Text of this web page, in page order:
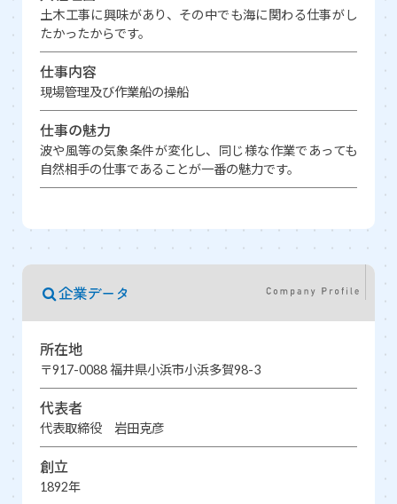
土木工事に興味があり、その中でも海に関わる仕事がし
たかったからです。
仕事内容
現場管理及び作業船の操船
仕事の魅力
波や風等の気象条件が変化し、同じ様な作業であっても
自然相手の仕事であることが一番の魅力です。
企業データ
所在地
〒917-0088 福井県小浜市小浜多賀98-3
代表者
代表取締役 岩田克彦
創立
1892年